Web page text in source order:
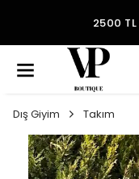
2500 TL
Dış Giyim Takım